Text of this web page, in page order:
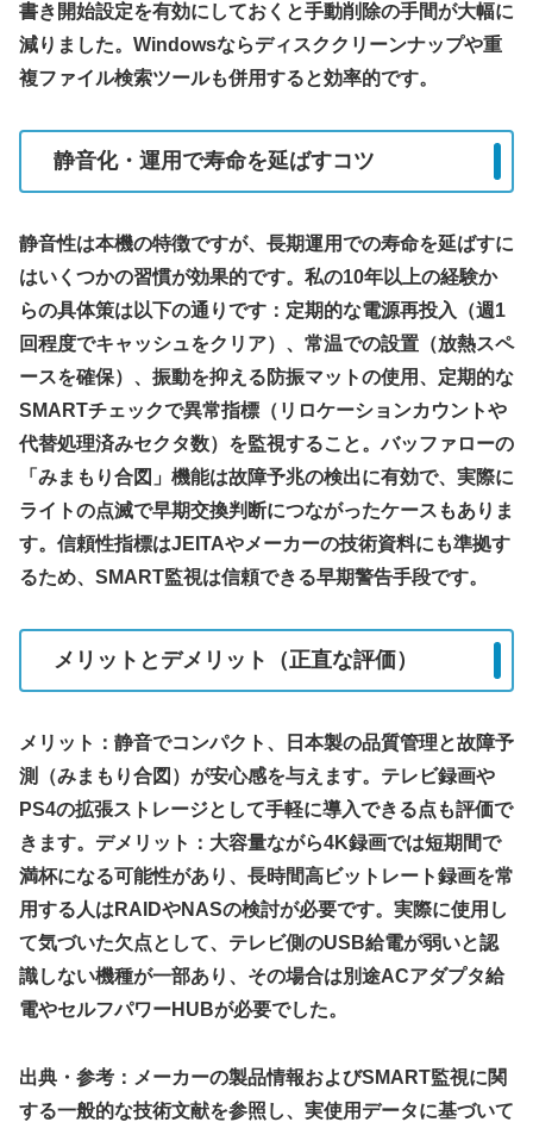
書き開始設定を有効にしておくと手動削除の手間が大幅に
減りました。Windowsならディスククリーンナップや重
複ファイル検索ツールも併用すると効率的です。
静音化・運用で寿命を延ばすコツ
静音性は本機の特徴ですが、長期運用での寿命を延ばすに
はいくつかの習慣が効果的です。私の10年以上の経験か
らの具体策は以下の通りです：定期的な電源再投入（週1
回程度でキャッシュをクリア）、常温での設置（放熱スペ
ースを確保）、振動を抑える防振マットの使用、定期的な
SMARTチェックで異常指標（リロケーションカウントや
代替処理済みセクタ数）を監視すること。バッファローの
「みまもり合図」機能は故障予兆の検出に有効で、実際に
ライトの点滅で早期交換判断につながったケースもありま
す。信頼性指標はJEITAやメーカーの技術資料にも準拠す
るため、SMART監視は信頼できる早期警告手段です。
メリットとデメリット（正直な評価）
メリット：静音でコンパクト、日本製の品質管理と故障予
測（みまもり合図）が安心感を与えます。テレビ録画や
PS4の拡張ストレージとして手軽に導入できる点も評価で
きます。デメリット：大容量ながら4K録画では短期間で
満杯になる可能性があり、長時間高ビットレート録画を常
用する人はRAIDやNASの検討が必要です。実際に使用し
て気づいた欠点として、テレビ側のUSB給電が弱いと認
識しない機種が一部あり、その場合は別途ACアダプタ給
電やセルフパワーHUBが必要でした。
出典・参考：メーカーの製品情報およびSMART監視に関
する一般的な技術文献を参照し、実使用データに基づいて